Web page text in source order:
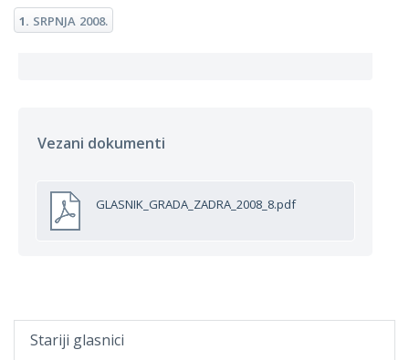
1. SRPNJA 2008.
Vezani dokumenti
GLASNIK_GRADA_ZADRA_2008_8.pdf
Stariji glasnici